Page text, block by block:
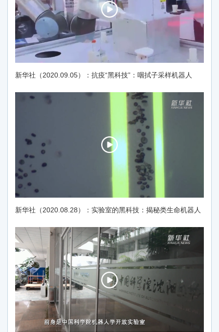
新华社（2020.09.05）：抗疫“黑科技”：咽拭子采样机器人
新华社（2020.08.28）：实验室的黑科技：揭秘类生命机器人